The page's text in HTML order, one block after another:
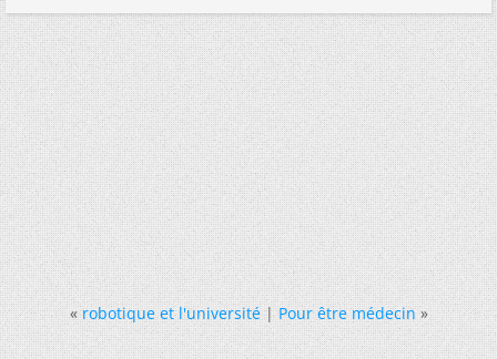
« robotique et l'université|Pour être médecin »